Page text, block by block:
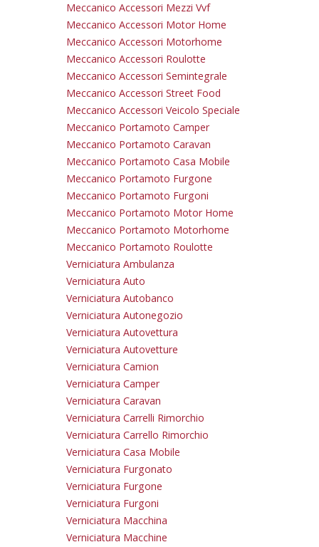
Meccanico Accessori Mezzi Vvf
Meccanico Accessori Motor Home
Meccanico Accessori Motorhome
Meccanico Accessori Roulotte
Meccanico Accessori Semintegrale
Meccanico Accessori Street Food
Meccanico Accessori Veicolo Speciale
Meccanico Portamoto Camper
Meccanico Portamoto Caravan
Meccanico Portamoto Casa Mobile
Meccanico Portamoto Furgone
Meccanico Portamoto Furgoni
Meccanico Portamoto Motor Home
Meccanico Portamoto Motorhome
Meccanico Portamoto Roulotte
Verniciatura Ambulanza
Verniciatura Auto
Verniciatura Autobanco
Verniciatura Autonegozio
Verniciatura Autovettura
Verniciatura Autovetture
Verniciatura Camion
Verniciatura Camper
Verniciatura Caravan
Verniciatura Carrelli Rimorchio
Verniciatura Carrello Rimorchio
Verniciatura Casa Mobile
Verniciatura Furgonato
Verniciatura Furgone
Verniciatura Furgoni
Verniciatura Macchina
Verniciatura Macchine